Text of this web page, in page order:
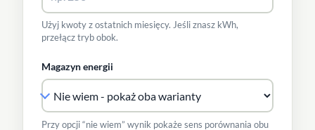
Użyj kwoty z ostatnich miesięcy. Jeśli znasz kWh,
przełącz tryb obok.
Magazyn energii
Przy opcji “nie wiem” wynik pokaże sens porównania obu